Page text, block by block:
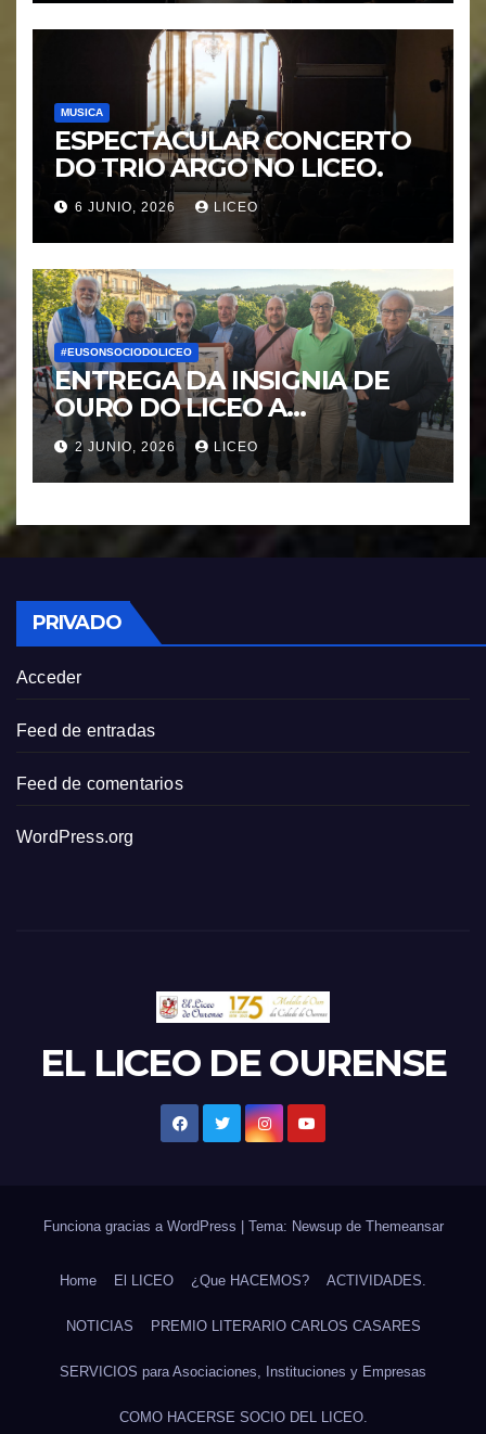
MUSICA
ESPECTACULAR CONCERTO
DO TRIO ARGO NO LICEO.
6 JUNIO, 2026 LICEO
#EUSONSOCIODOLICEO
ENTREGA DA INSIGNIA DE
OURO DO LICEO A
FRANCISCO NOVOA
RODRIGUEZ
2 JUNIO, 2026 LICEO
PRIVADO
Acceder
Feed de entradas
Feed de comentarios
WordPress.org
EL LICEO DE OURENSE
Funciona gracias a WordPress Tema: Newsup de Themeansar
Home El LICEO ¿Que HACEMOS? ACTIVIDADES.
NOTICIAS PREMIO LITERARIO CARLOS CASARES
SERVICIOS para Asociaciones, Instituciones y Empresas
COMO HACERSE SOCIO DEL LICEO.